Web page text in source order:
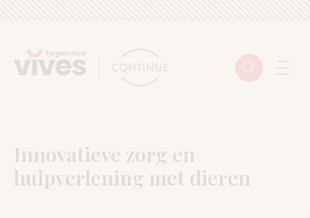
Zoeken
Innovatieve zorg en
hulpverlening met dieren